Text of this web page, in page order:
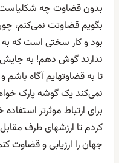
بدون قضاوت چه
بگویم قضاوتت نمی‌کنم،
بود و کار سختی است که
ندارند گوش دهم! به
تا به قضاوتهایم آگاه باشم
نمی‌کند یک گوشه پارک
برای ارتباط موثرتر
کردم تا ارزشهای طرف مقابل
جهان را ارزیابی و قضاوت